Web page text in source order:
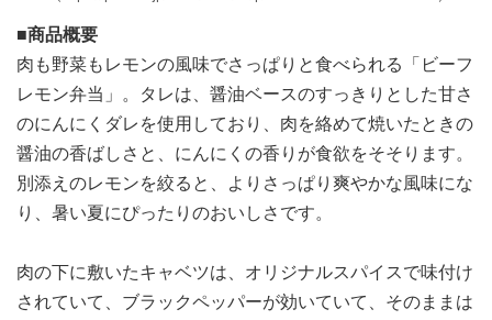
■商品概要
肉も野菜もレモンの風味でさっぱりと食べられる「ビーフ
レモン弁当」。タレは、醤油ベースのすっきりとした甘さ
のにんにくダレを使用しており、肉を絡めて焼いたときの
醤油の香ばしさと、にんにくの香りが食欲をそそります。
別添えのレモンを絞ると、よりさっぱり爽やかな風味にな
り、暑い夏にぴったりのおいしさです。
肉の下に敷いたキャベツは、オリジナルスパイスで味付け
されていて、ブラックペッパーが効いていて、そのままは